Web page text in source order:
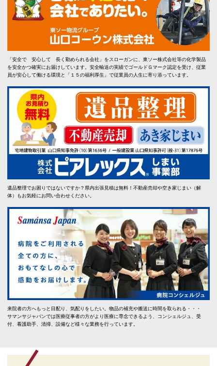
「安全で 安心して 長く勤められる会社」をスローガンに、東ソー株式会社等の化学製品
を安全かつ確実にお届けしています。安全輸送の実績でゴールドＧマーク認定を受け、従業
員が安心して働ける環境と「１５の福利厚生」で従業員の人生に寄り添っています。
遺品整理でお困りではないですか？県内出張見積は無料！不動産売却や空き家じまい（解
体）もお気軽にお問い合わせください。
来院者の方へもっと目配り、気配りをしたい。物品の補充や搬送に時間を取られる・・・
サマンサジャパンでは医療従事者の方がより医療に専念できるよう、コンシェルジュ、受
付、看護助手、清掃、設備など様々な業務を行っています。